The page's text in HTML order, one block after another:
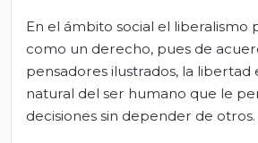
En el ámbito social el liberalismo
como un derecho, pues de
pensadores ilustrados, la libertad
natural del ser humano que le
decisiones sin depender de otros.